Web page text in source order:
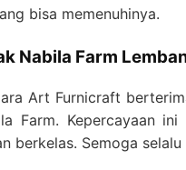
bisa memenuhinya.
Nabila Farm
Art Furnicraft
Farm. Kepercayaan
berkelas. Semoga